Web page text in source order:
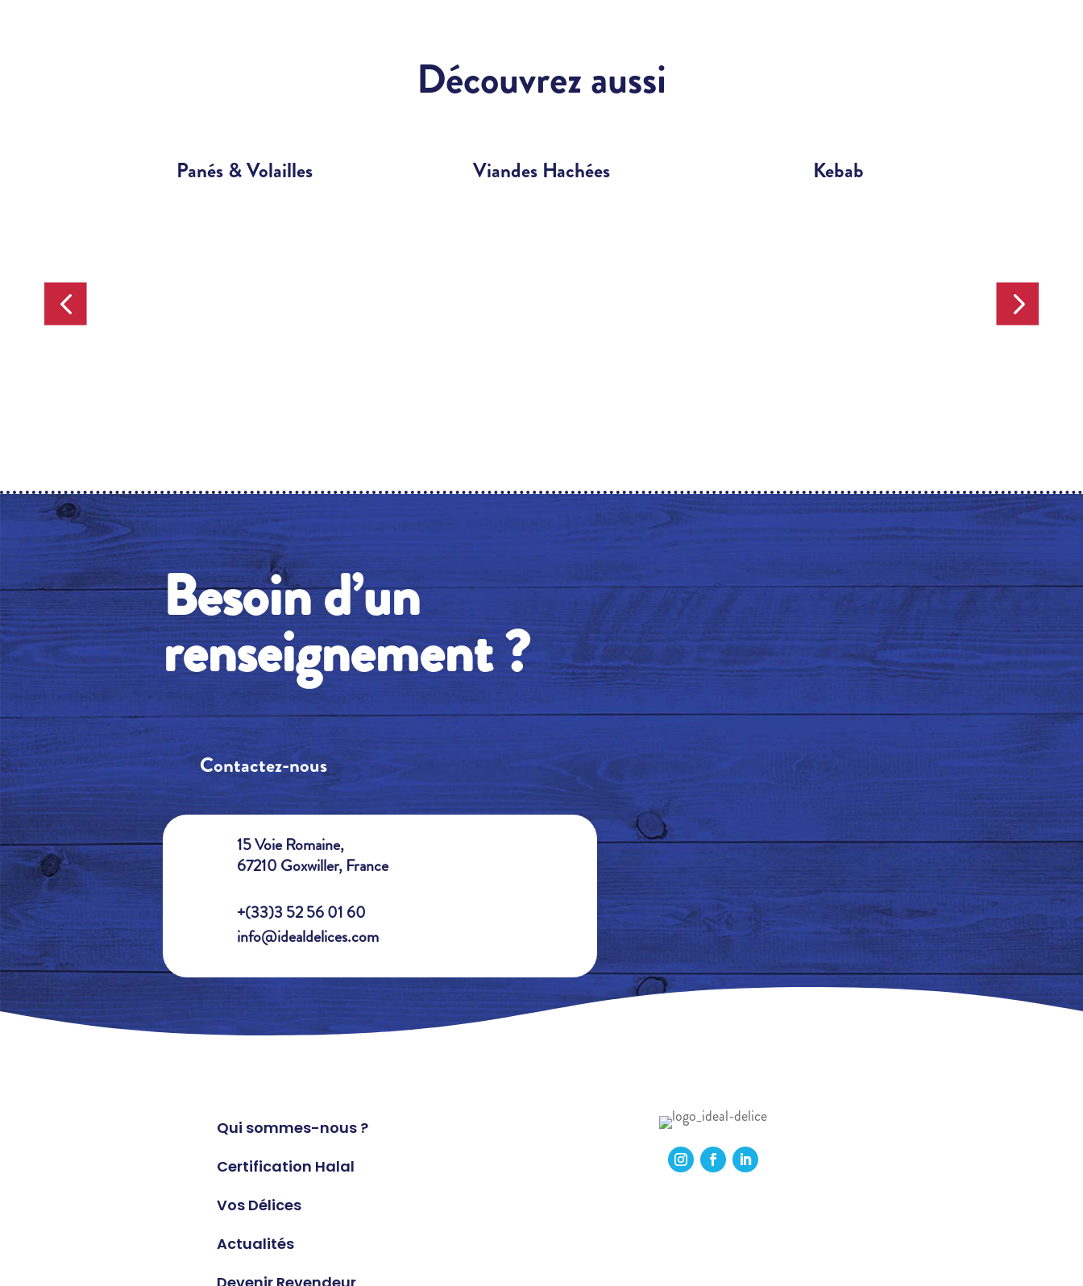
Découvrez aussi
Panés & Volailles Viandes Hachées Kebab
Besoin d’un
renseignement ?
Contactez-nous
15 Voie Romaine,
67210 Goxwiller, France
+(33)3 52 56 01 60
info@idealdelices.com
Qui sommes-nous ?
Certification Halal
Vos Délices
Actualités